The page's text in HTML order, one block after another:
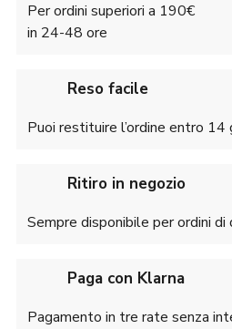
Per ordini superiori a 190€
in 24-48 ore
Reso facile
Puoi restituire l’ordine entro 14
Ritiro in negozio
Sempre disponibile per ordini
Paga con Klarna
Pagamento in tre rate senza